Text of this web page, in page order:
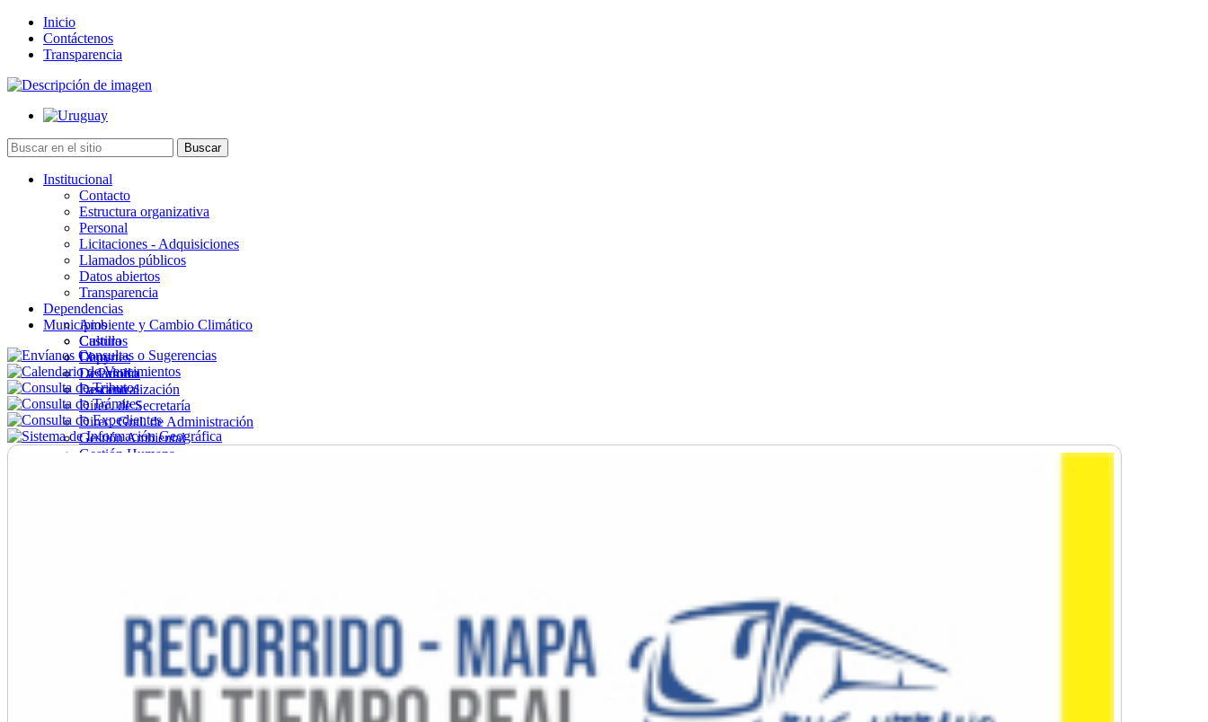
Inicio
Contáctenos
Transparencia
Institucional
Contacto
Estructura organizativa
Personal
Licitaciones - Adquisiciones
Llamados públicos
Datos abiertos
Transparencia
Dependencias
Ambiente y Cambio Climático
Cultura
Deportes
Desarrollo
Descentralización
Direc. de Secretaría
Direc. Gral. de Administración
Gestión Ambiental
Gestión Humana
Municipios
Castillos
Chuy
La Paloma
Lascano